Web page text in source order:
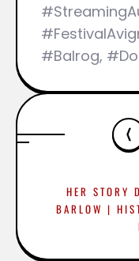
#Balrog,
HER STORY
BARLOW |